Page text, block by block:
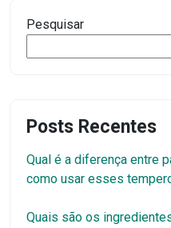
Pesquisar
Posts Recentes
Qual é a diferença entre
como usar esses
Quais são os